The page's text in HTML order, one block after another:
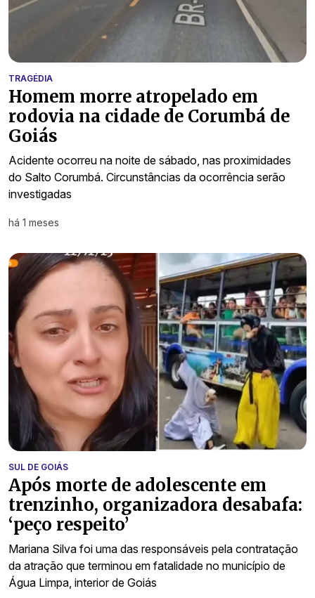
TRAGÉDIA
Homem morre atropelado em
rodovia na cidade de Corumbá de
Goiás
Acidente ocorreu na noite de sábado, nas proximidades
do Salto Corumbá. Circunstâncias da ocorrência serão
investigadas
há 1 meses
SUL DE GOIÁS
Após morte de adolescente em
trenzinho, organizadora desabafa:
‘peço respeito’
Mariana Silva foi uma das responsáveis pela contratação
da atração que terminou em fatalidade no município de
Água Limpa, interior de Goiás